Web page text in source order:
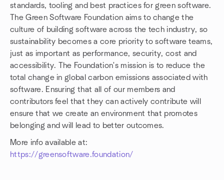
standards, tooling and best practices for green software.
The Green Software Foundation aims to change the
culture of building software across the tech industry, so
sustainability becomes a core priority to software teams,
just as important as performance, security, cost and
accessibility. The Foundation's mission is to reduce the
total change in global carbon emissions associated with
software. Ensuring that all of our members and
contributors feel that they can actively contribute will
ensure that we create an environment that promotes
belonging and will lead to better outcomes.
More info available at:
https://greensoftware.foundation/